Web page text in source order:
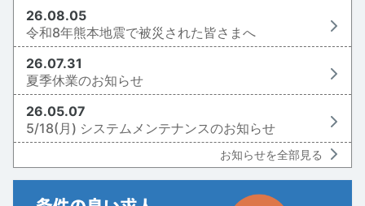
26.08.05
令和8年熊本地震で被災された皆さまへ
26.07.31
夏季休業のお知らせ
26.05.07
5/18(月) システムメンテナンスのお知らせ
お知らせを全部見る